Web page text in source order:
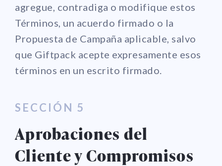
agregue, contradiga o modifique estos
Términos, un acuerdo firmado o la
Propuesta de Campaña aplicable, salvo
que Giftpack acepte expresamente esos
términos en un escrito firmado.
SECCIÓN 5
Aprobaciones del
Cliente y Compromisos